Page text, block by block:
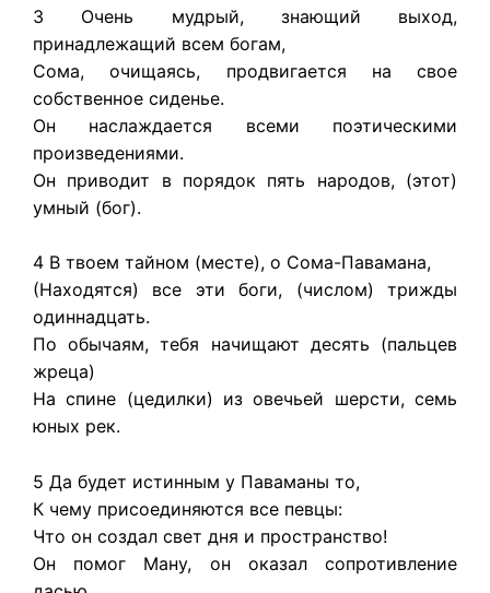
3 Очень мудрый, знающий выход,
принадлежащий всем богам,
Сома, очищаясь, продвигается на свое
собственное сиденье.
Он наслаждается всеми поэтическими
произведениями.
Он приводит в порядок пять народов, (этот)
умный (бог).
4 В твоем тайном (месте), о Сома-Павамана,
(Находятся) все эти боги, (числом) трижды
одиннадцать.
По обычаям, тебя начищают десять (пальцев
жреца)
На спине (цедилки) из овечьей шерсти, семь
юных рек.
5 Да будет истинным у Паваманы то,
К чему присоединяются все певцы:
Что он создал свет дня и пространство!
Он помог Ману, он оказал сопротивление